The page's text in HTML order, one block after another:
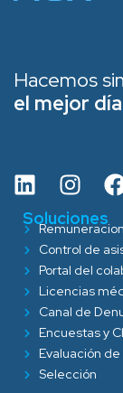
Hacemos
el mejor
Soluciones
Control de
Portal del
Licencias
Canal de
Encuestas y
Evaluación
Selección